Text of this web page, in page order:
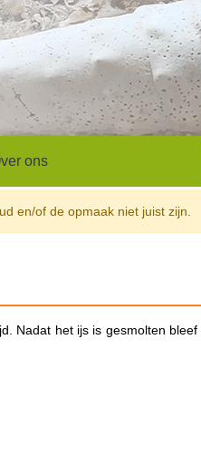
ons
en/of de opmaak niet juist zijn.
Nadat het ijs is gesmolten